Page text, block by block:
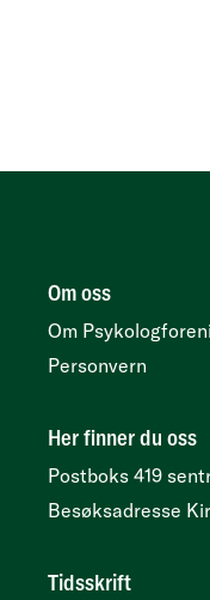
Om oss
Om
Personvern
Her finner du oss
Postboks 419
Besøksadresse
Tidsskrift